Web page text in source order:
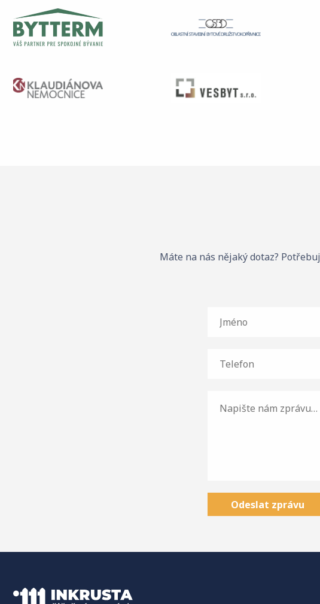
Máte na nás nějaký dotaz?
Odeslat zprávu